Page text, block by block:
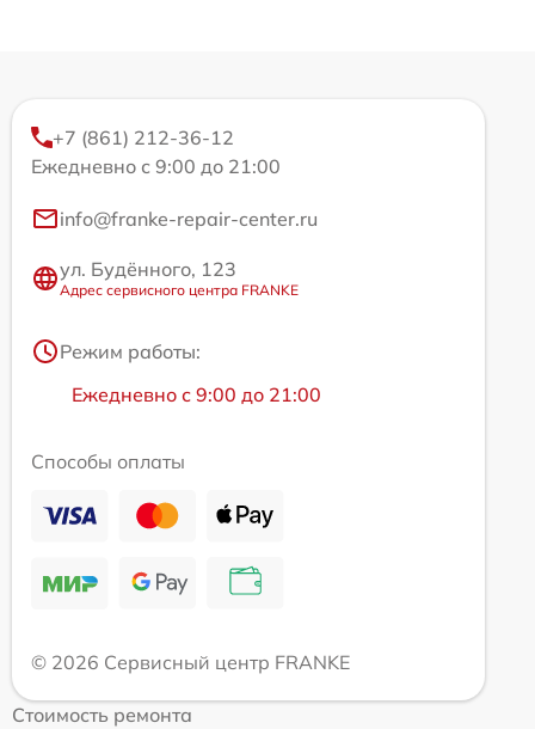
+7 (861) 212-36-12
Ежедневно с 9:00 до 21:00
info@franke-repair-center.ru
ул. Будённого, 123
Адрес сервисного центра FRANKE
Режим работы:
Ежедневно с 9:00 до 21:00
Способы оплаты
© 2026 Сервисный центр FRANKE
Стоимость ремонта